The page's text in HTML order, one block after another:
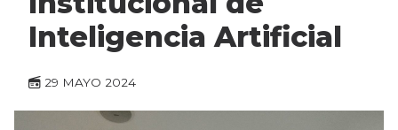
Inteligencia Artificial
29 MAYO 2024